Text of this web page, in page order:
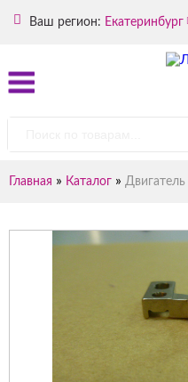
Ваш регион: Екатеринбург
Главная » Каталог »